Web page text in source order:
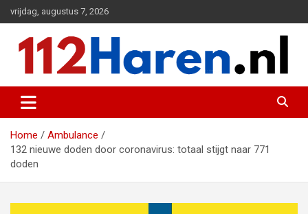
naar
inhoud
vrijdag, augustus 7, 2026
112 Haren.nl
Home
Ambulance
132 nieuwe doden door coronavirus: totaal stijgt naar 771
doden